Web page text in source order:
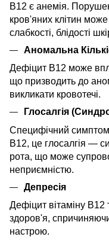
B12 є анемія.
кров'яних клітин
слабкості, блідості
Аномальна
Дефіцит B12 може
що призводить до
викликати кровотечі.
Глосалгія
Специфічний
B12, це глосалгія —
рота, що може
неприємністю.
Депресія
Дефіцит вітаміну
здоров'я,
настрою.